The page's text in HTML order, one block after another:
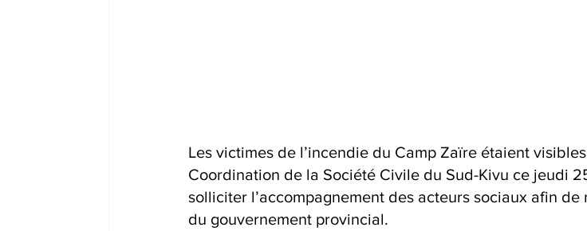
Les victimes de l’incendie du Camp Zaïre étaient
Coordination de la Société Civile du Sud-Kivu ce jeudi
solliciter l’accompagnement des acteurs sociaux afin
du gouvernement provincial.